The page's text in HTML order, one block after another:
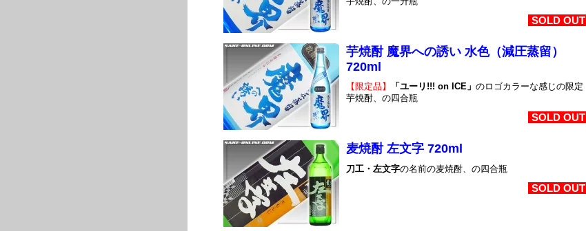
SOLD OUT
芋焼酎 魔界への誘い 水色（減圧蒸留）
720ml
【限定品】 「ユーリ!!! on ICE」 のロゴカラーな感じの限定
芋焼酎、の四合瓶
SOLD OUT
麦焼酎 左文字 720ml
刀工・左文字の名前の麦焼酎、の四合瓶
SOLD OUT